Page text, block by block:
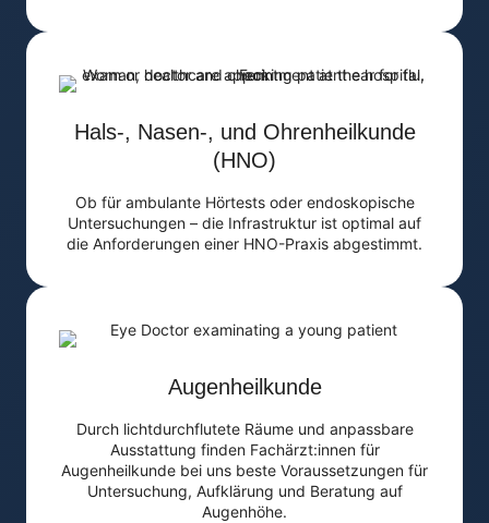
Hals-, Nasen-, und Ohrenheilkunde
(HNO)
Ob für ambulante Hörtests oder endoskopische
Untersuchungen – die Infrastruktur ist optimal auf
die Anforderungen einer HNO-Praxis abgestimmt.
Augenheilkunde
Durch lichtdurchflutete Räume und anpassbare
Ausstattung finden Fachärzt:innen für
Augenheilkunde bei uns beste Voraussetzungen für
Untersuchung, Aufklärung und Beratung auf
Augenhöhe.